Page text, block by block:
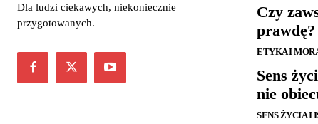
Dla ludzi ciekawych, niekoniecznie
przygotowanych.
Czy
ETYKA I
Sens
nie
SENS ŻYCIA I